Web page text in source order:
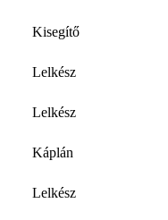
Kisegítő
Lelkész
Lelkész
Káplán
Lelkész